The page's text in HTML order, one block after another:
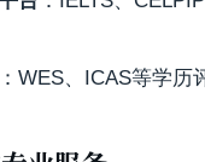
：WES、ICAS等学历